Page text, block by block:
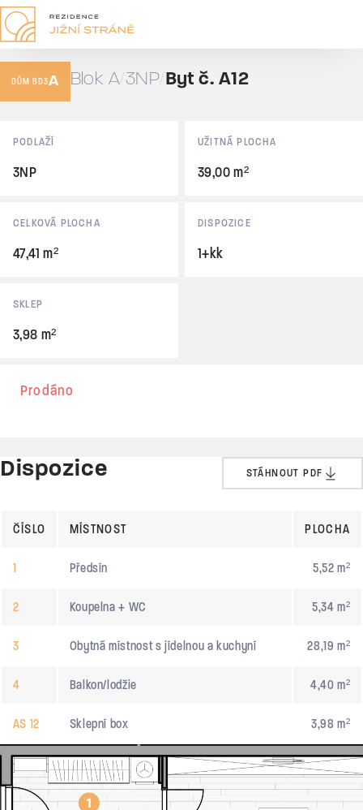
DŮM BD3A Blok A 3NP Byt č. A12
Základní údaje
PODLAŽÍ
3NP
UŽITNÁ PLOCHA
39,00 m²
CELKOVÁ PLOCHA
47,41 m²
DISPOZICE
1+kk
SKLEP
3,98 m²
Prodáno
Dispozice STÁHNOUT PDF
ČÍSLO MÍSTNOST PLOCHA
1 Předsín 5,52 m²
2 Koupelna + WC 5,34 m²
3 Obytná místnost s jídelnou a kuchyní 28,19 m²
4 Balkon/lodžie 4,40 m²
AS 12 Sklepní box 3,98 m²
A12
47,41 m²
Prodáno